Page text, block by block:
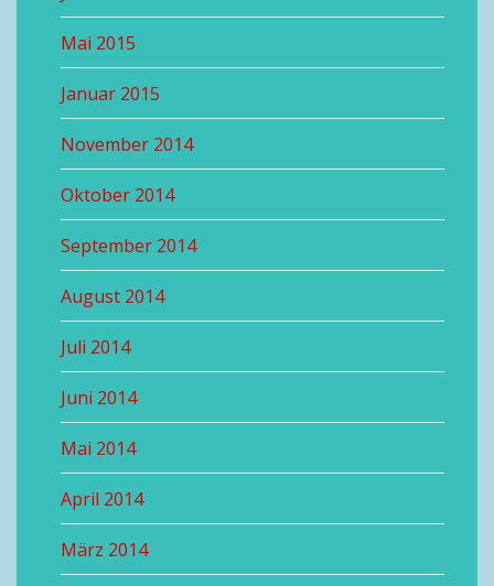
Mai 2015
Januar 2015
November 2014
Oktober 2014
September 2014
August 2014
Juli 2014
Juni 2014
Mai 2014
April 2014
März 2014